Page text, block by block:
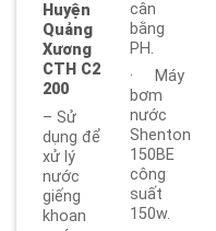
Huyện
Quảng
Xương
CTH C2
200
– Sử
dụng để
xử lý
nước
giếng
khoan
cân
bằng
PH.
· Máy
bơm
nước
Shenton
150BE
công
suất
150w.